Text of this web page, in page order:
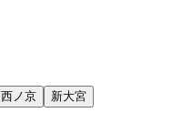
西ノ京 新大宮